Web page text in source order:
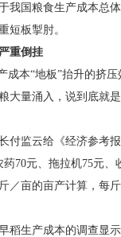
我国粮食生产成本总
短板掣肘。
重倒挂
本“地板”抬升的挤压
大量涌入，说到底就
监云给《经济参考
70元、拖拉机75元、
／亩的亩产计算，每
生产成本的调查显